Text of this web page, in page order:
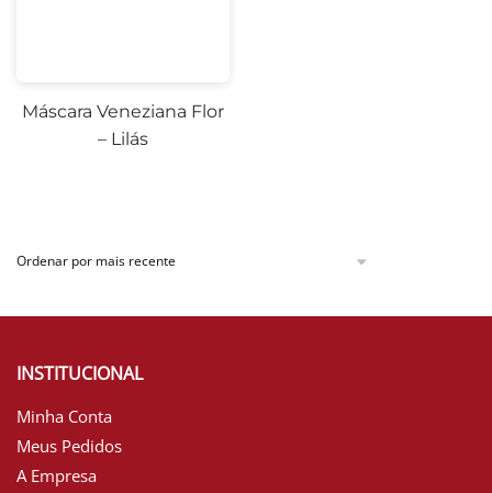
Máscara Veneziana Flor
– Lilás
INSTITUCIONAL
Minha Conta
Meus Pedidos
A Empresa